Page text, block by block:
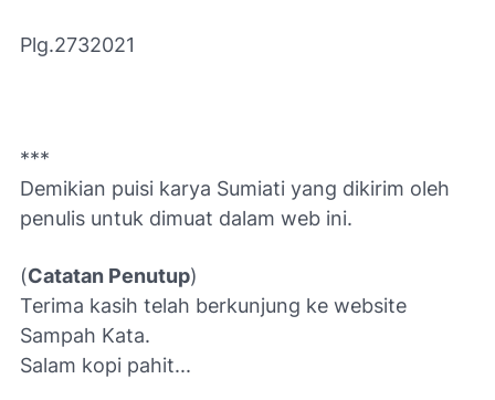
Plg.2732021
***
Demikian puisi karya Sumiati yang dikirim oleh
penulis untuk dimuat dalam web ini.
(Catatan Penutup)
Terima kasih telah berkunjung ke website
Sampah Kata.
Salam kopi pahit...